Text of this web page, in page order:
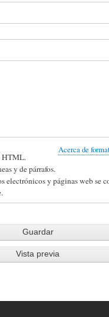
Acerca de
HTML.
y de párrafos.
electrónicos y páginas web se